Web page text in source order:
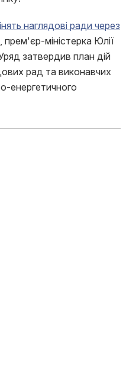
наглядові ради через
прем'єр-міністерка Юлії
затвердив план дій
рад та виконавчих
енергетичного